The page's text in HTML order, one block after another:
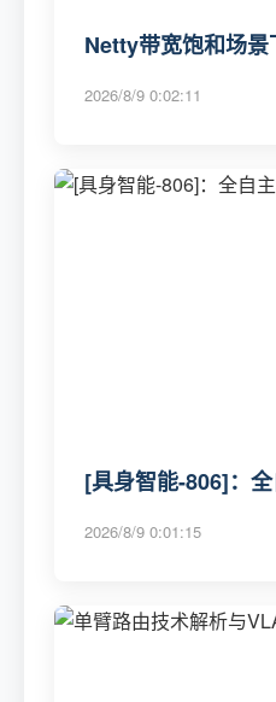
Netty带宽饱和场
2026/8/9 0:02:11
[具身智能-806]：
2026/8/9 0:01:15